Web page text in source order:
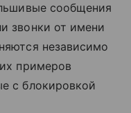
сообщения
звонки от имени
независимо
примеров
с блокировкой